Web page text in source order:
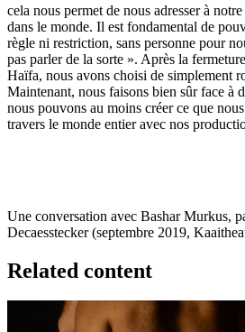
cela nous permet de nous adresser à
dans le monde. Il est fondamental de
règle ni restriction, sans personne pour
pas parler de la sorte ». Après la
Haïfa, nous avons choisi de simplement
Maintenant, nous faisons bien sûr face à
nous pouvons au moins créer ce que
travers le monde entier avec nos
Une conversation avec Bashar Murkus,
Decaesstecker (septembre 2019,
Related content